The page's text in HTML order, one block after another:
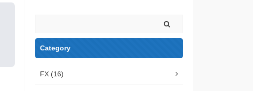
Category
FX (16)